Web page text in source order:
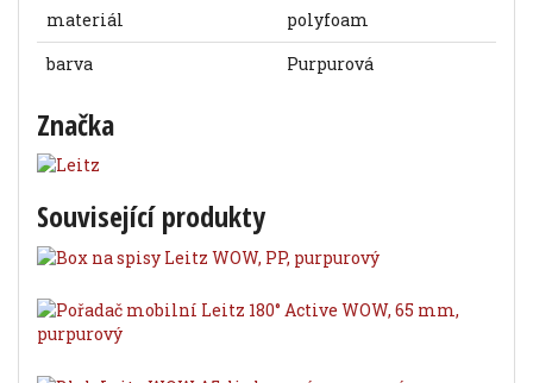
materiál
polyfoam
barva
Purpurová
Značka
Související produkty